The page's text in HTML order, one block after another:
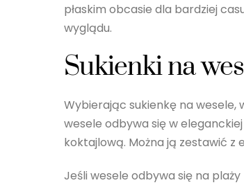
płaskim obcasie dla bardziej
wyglądu.
Sukienki na
Wybierając sukienkę na wesele,
wesele odbywa się w
koktajlową. Można ją zestawić z
Jeśli wesele odbywa się na